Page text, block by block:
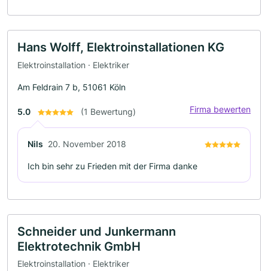
Hans Wolff, Elektroinstallationen KG
Elektroinstallation · Elektriker
Am Feldrain 7 b, 51061 Köln
5.0 (1 Bewertung) Firma bewerten
Nils 20. November 2018
Ich bin sehr zu Frieden mit der Firma danke
Schneider und Junkermann
Elektrotechnik GmbH
Elektroinstallation · Elektriker